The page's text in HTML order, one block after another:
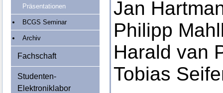
Präsentationen
BCGS Seminar
Archiv
Fachschaft
Studenten-
Elektroniklabor
Jan
Philipp
Harald van
Tobias